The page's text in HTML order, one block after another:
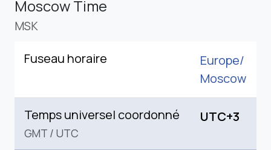
Moscow Time
MSK
Fuseau horaire
Europe/
Moscow
Temps universel coordonné
GMT / UTC
UTC+3